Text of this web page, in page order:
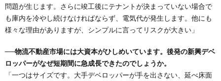
問題が生じます。さらに竣工後にテナントが決まっていない場合で
も庫内を冷やし続けなければならず、電気代が発生します。他にも
様々な理由がありますが、シンプルに言ってリスクが大きい」
──物流不動産市場には大資本がひしめいています。後発の新興デベ
ロッパーがなぜ短期間に急成長できたのでしょうか。
「一つはサイズです。大手デベロッパーが手を出さない、延べ床面